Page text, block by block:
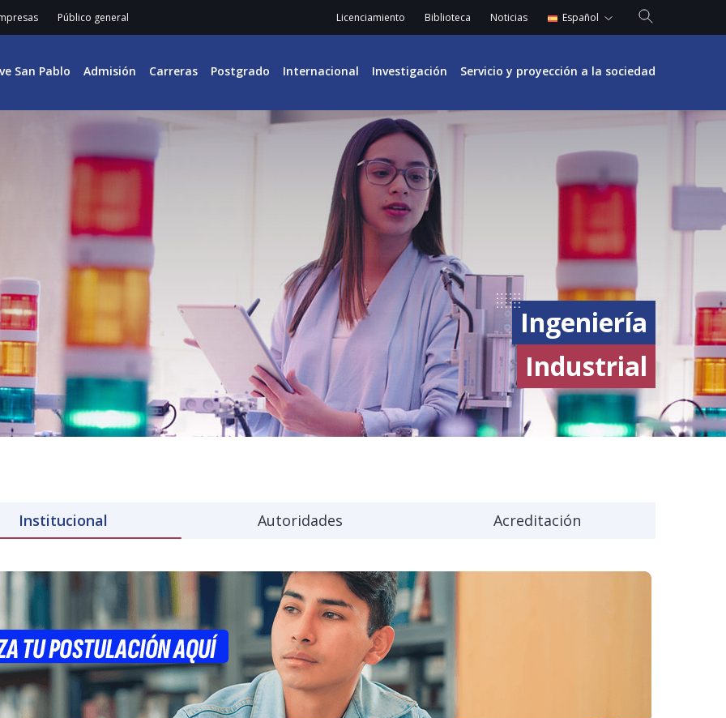
Público general Licenciamiento Biblioteca Noticias Español
San Pablo Admisión Carreras Postgrado Internacional Investigación Servicio y proyección a la sociedad
Ingeniería
Industrial
Institucional Autoridades Acreditación